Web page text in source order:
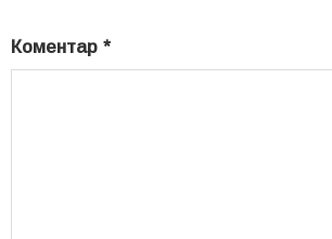
Коментар *